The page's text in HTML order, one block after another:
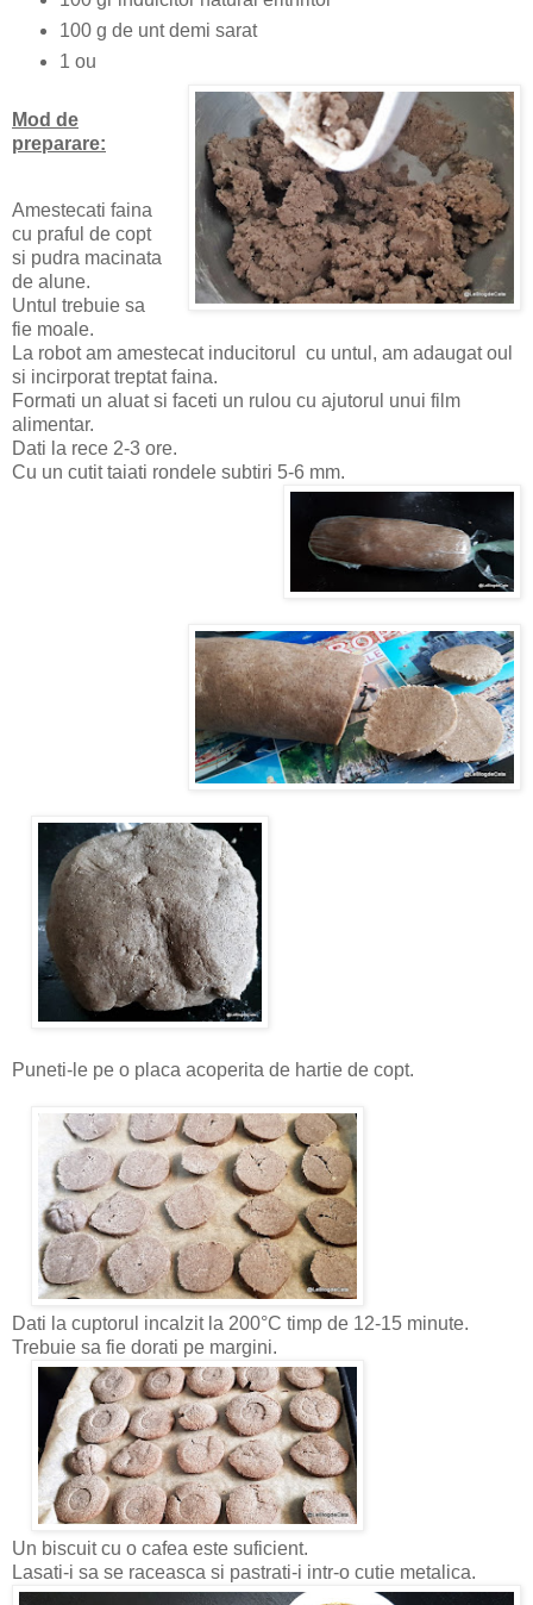
100 g de unt demi sarat
1 ou
Mod de
preparare:
Amestecati faina
cu praful de copt
si pudra macinata
de alune.
Untul trebuie sa
fie moale.
La robot am amestecat inducitorul cu untul, am adaugat oul
si incirporat treptat faina.
Formati un aluat si faceti un rulou cu ajutorul unui film
alimentar.
Dati la rece 2-3 ore.
Cu un cutit taiati rondele subtiri 5-6 mm.
Puneti-le pe o placa acoperita de hartie de copt.
Dati la cuptorul incalzit la 200°C timp de 12-15 minute.
Trebuie sa fie dorati pe margini.
Un biscuit cu o cafea este suficient.
Lasati-i sa se raceasca si pastrati-i intr-o cutie metalica.